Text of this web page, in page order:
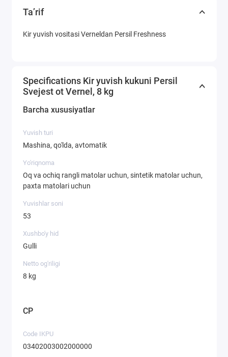
Ta’rif
Kir yuvish vositasi Verneldan Persil Freshness
Specifications Kir yuvish kukuni Persil
Svejest ot Vernel, 8 kg
Barcha xususiyatlar
Yuvish turi
Mashina, qo'lda, avtomatik
Yo'riqnoma
Oq va ochiq rangli matolar uchun, sintetik matolar uchun,
paxta matolari uchun
Yuvishlar soni
53
Xushbo'y hid
Gulli
Netto og'riligi
8 kg
CP
Code IKPU
03402003002000000